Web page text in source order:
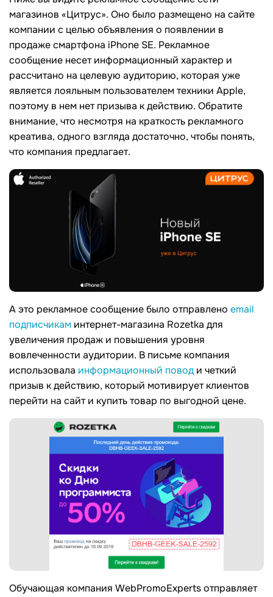
магазинов «Цитрус». Оно было размещено на сайте
компании с целью объявления о появлении в
продаже смартфона iPhone SE. Рекламное
сообщение несет информационный характер и
рассчитано на целевую аудиторию, которая уже
является лояльным пользователем техники Apple,
поэтому в нем нет призыва к действию. Обратите
внимание, что несмотря на краткость рекламного
креатива, одного взгляда достаточно, чтобы понять,
что компания предлагает.
А это рекламное сообщение было отправлено email
подписчикам интернет-магазина Rozetka для
увеличения продаж и повышения уровня
вовлеченности аудитории. В письме компания
использовала информационный поводи четкий
призыв к действию, который мотивирует клиентов
перейти на сайт и купить товар по выгодной цене.
Обучающая компания WebPromoExperts отправляет